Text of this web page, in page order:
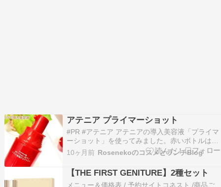
アテニア プライマーショット
#PR #アテニア アテニアの導入美容液「プライマ
ーショット」を使ってみました。赤いボトルは光
沢のある質感で華やかな印象。洗面台に置いても
おしゃれです。 容器はポンプ式で、手に取りやす
く、1本で約2ヶ月分へ容量をアップしてるそう。
容量は40mL、価格は税込3,960円で継続しや…
10ヶ月前 RosenekoのコスメとランチBlog
【THE FIRST GENITURE】2種セット
メニュー＆価格表 / 予約サイトコネスト /商品ご